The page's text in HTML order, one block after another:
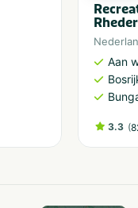
Aan
3.3 (